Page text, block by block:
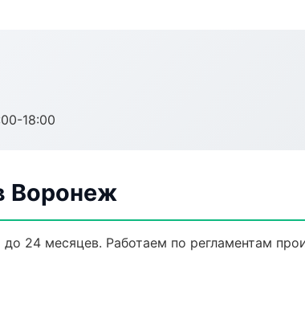
18:00
Воронеж
24 месяцев. Работаем по регламентам